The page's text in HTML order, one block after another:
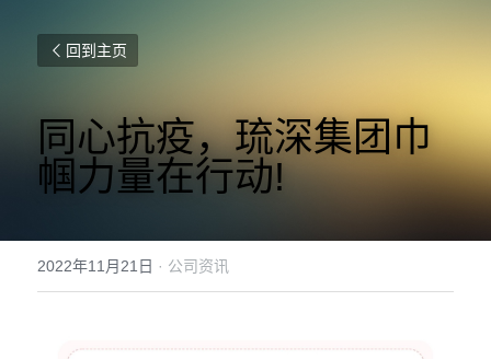
回到主页
同心抗疫，琉深集团巾
帼力量在行动!
2022年11月21日 · 公司资讯